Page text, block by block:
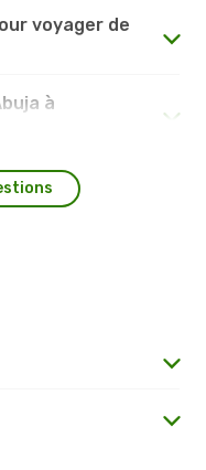
voyager de
à